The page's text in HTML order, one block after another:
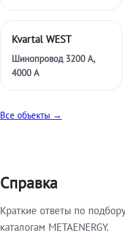
Kvartal WEST
Шинопровод 3200 А,
4000 А
Все объекты →
Справка
Краткие ответы по
каталогам METAENERGY.